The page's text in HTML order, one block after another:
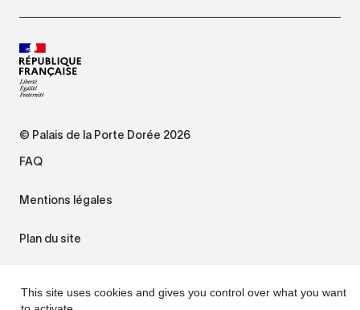
© Palais de la Porte Dorée 2026
FAQ
Mentions légales
Plan du site
This site uses cookies and gives you control over what you want